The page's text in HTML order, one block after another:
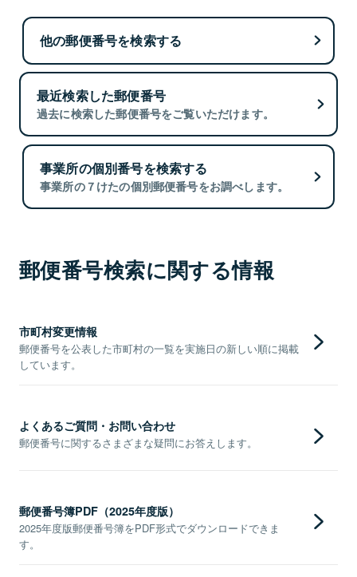
他の郵便番号を検索する
最近検索した郵便番号
過去に検索した郵便番号をご覧いただけます。
事業所の個別番号を検索する
事業所の７けたの個別郵便番号をお調べします。
郵便番号検索に関する情報
市町村変更情報
郵便番号を公表した市町村の一覧を実施日の新しい順に掲載
しています。
よくあるご質問・お問い合わせ
郵便番号に関するさまざまな疑問にお答えします。
郵便番号簿PDF（2025年度版）
2025年度版郵便番号簿をPDF形式でダウンロードできま
す。